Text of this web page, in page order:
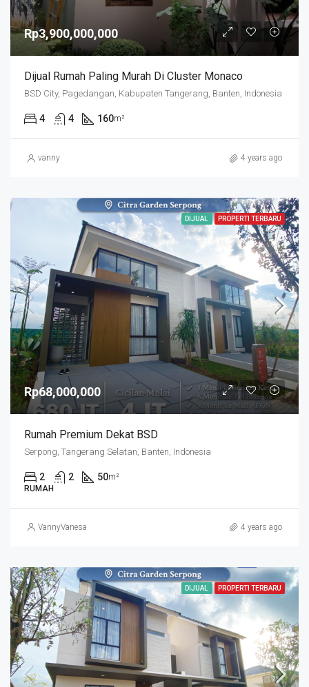
Rp3,900,000,000
Dijual Rumah Paling Murah Di Cluster Monaco
BSD City, Pagedangan, Kabupaten Tangerang, Banten, Indonesia
4 4 160m²
vanny 4 years ago
DIJUAL PROPERTI TERBARU
Rp68,000,000
Rumah Premium Dekat BSD
Serpong, Tangerang Selatan, Banten, Indonesia
2 2 50m²
RUMAH
VannyVanesa 4 years ago
DIJUAL PROPERTI TERBARU